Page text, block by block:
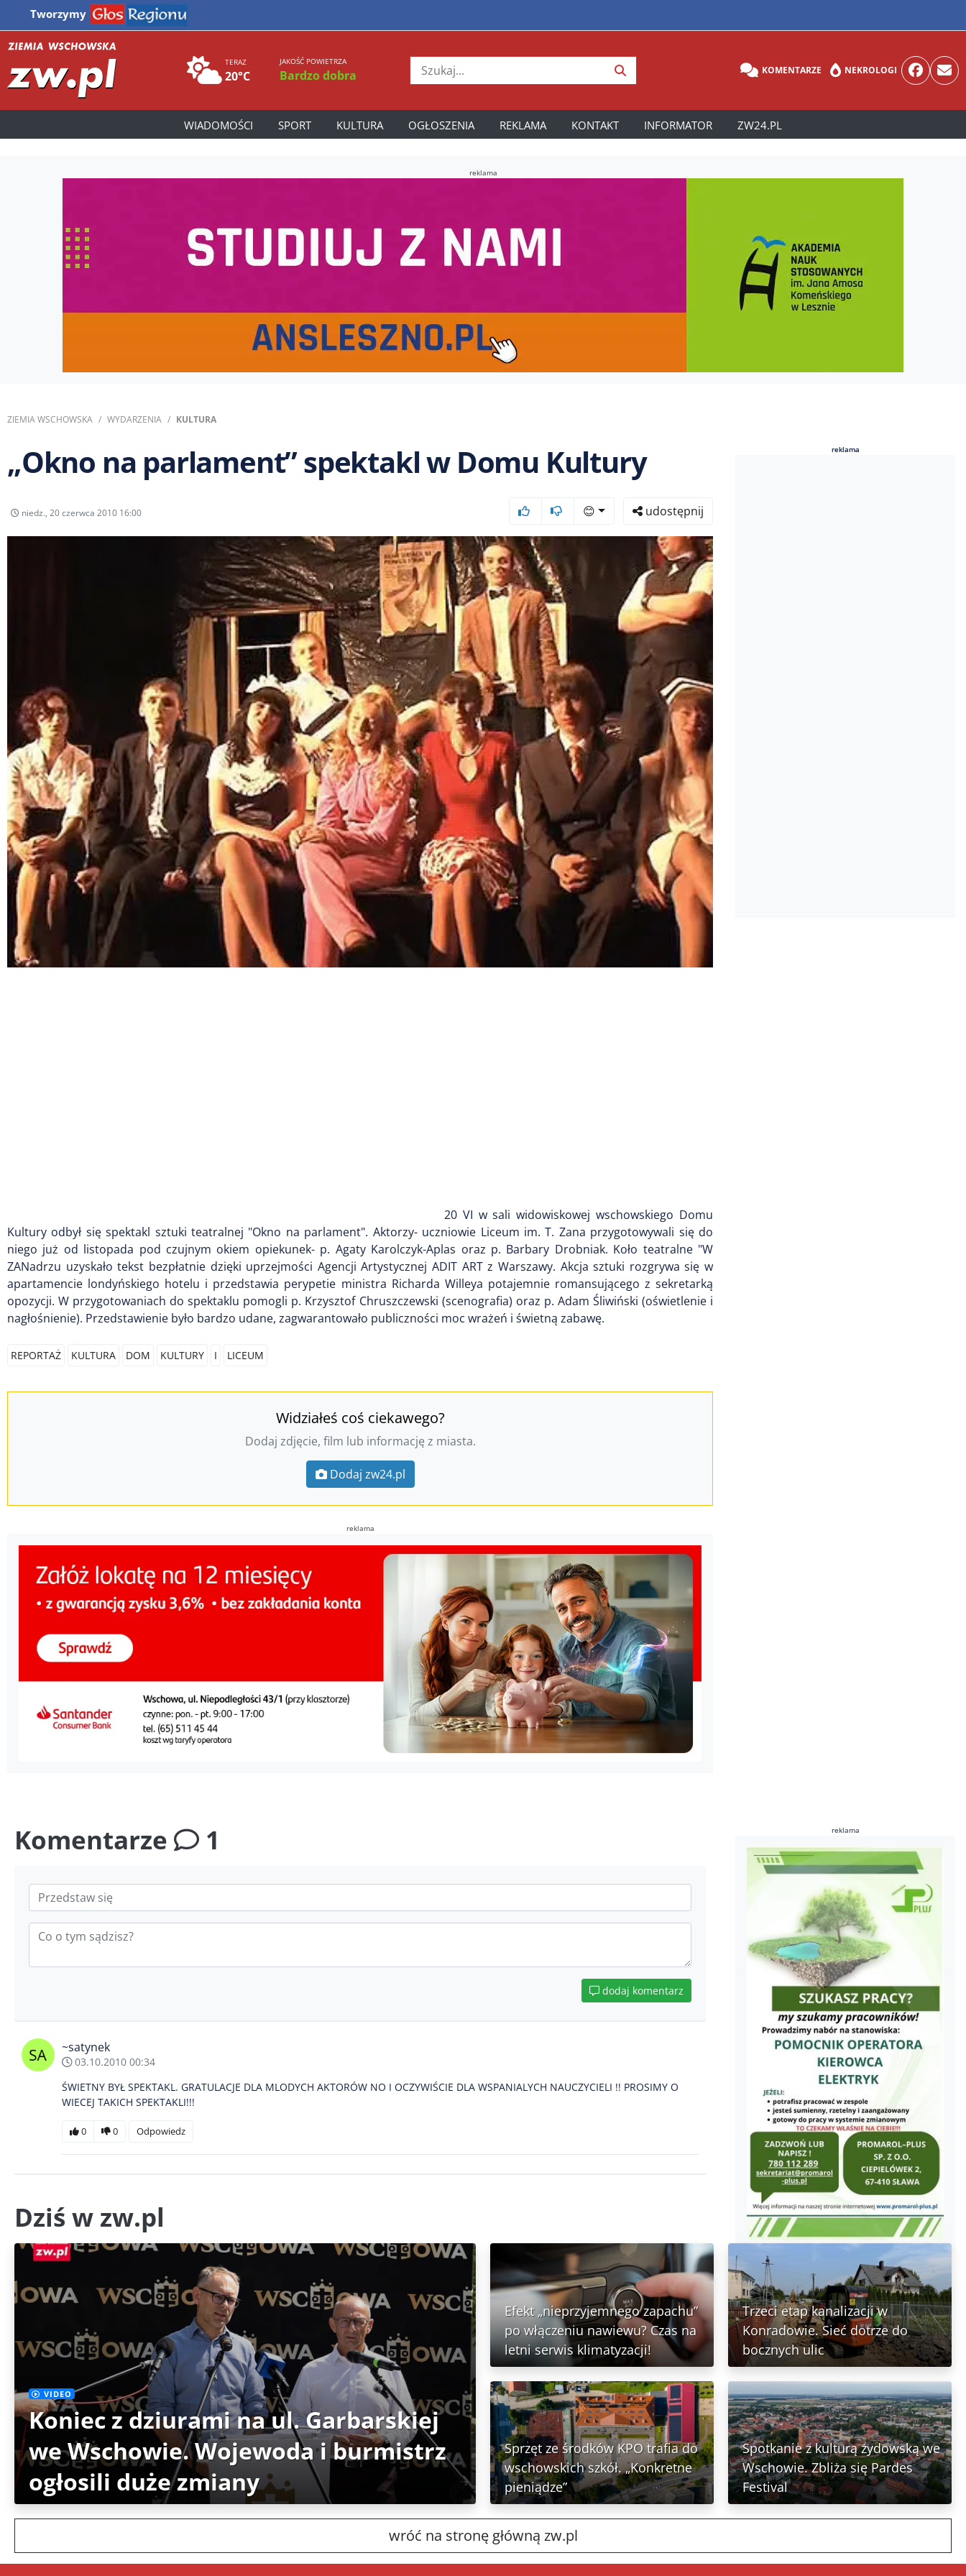
Tworzymy
TERAZ
20°C
JAKOŚĆ POWIETRZA
Bardzo dobra KOMENTARZE NEKROLOGI
WIADOMOŚCI SPORT KULTURA OGŁOSZENIA REKLAMA KONTAKT INFORMATOR ZW24.PL
reklama
ZIEMIA WSCHOWSKA WYDARZENIA KULTURA
„Okno na parlament” spektakl w Domu Kultury
niedz., 20 czerwca 2010 16:00 😊 udostępnij
20 VI w sali widowiskowej wschowskiego Domu
Kultury odbył się spektakl sztuki teatralnej "Okno na parlament". Aktorzy- uczniowie Liceum im. T. Zana przygotowywali się do
niego już od listopada pod czujnym okiem opiekunek- p. Agaty Karolczyk-Aplas oraz p. Barbary Drobniak. Koło teatralne "W
ZANadrzu uzyskało tekst bezpłatnie dzięki uprzejmości Agencji Artystycznej ADIT ART z Warszawy. Akcja sztuki rozgrywa się w
apartamencie londyńskiego hotelu i przedstawia perypetie ministra Richarda Willeya potajemnie romansującego z sekretarką
opozycji. W przygotowaniach do spektaklu pomogli p. Krzysztof Chruszczewski (scenografia) oraz p. Adam Śliwiński (oświetlenie i
nagłośnienie). Przedstawienie było bardzo udane, zagwarantowało publiczności moc wrażeń i świetną zabawę.
REPORTAŻ KULTURA DOM KULTURY I LICEUM
Widziałeś coś ciekawego?
Dodaj zdjęcie, film lub informację z miasta.
Dodaj zw24.pl
reklama
reklama
reklama
Komentarze 1
dodaj komentarz
~satynek
03.10.2010 00:34
ŚWIETNY BYŁ SPEKTAKL. GRATULACJE DLA MLODYCH AKTORÓW NO I OCZYWIŚCIE DLA WSPANIALYCH NAUCZYCIELI !! PROSIMY O
WIECEJ TAKICH SPEKTAKLI!!!
0 0 Odpowiedz
reklama
Dziś w zw.pl
VIDEO
Koniec z dziurami na ul. Garbarskiej
we Wschowie. Wojewoda i burmistrz
ogłosili duże zmiany
Efekt „nieprzyjemnego zapachu”
po włączeniu nawiewu? Czas na
letni serwis klimatyzacji!
Trzeci etap kanalizacji w
Konradowie. Sieć dotrze do
bocznych ulic
Sprzęt ze środków KPO trafia do
wschowskich szkół. „Konkretne
pieniądze”
Spotkanie z kulturą żydowską we
Wschowie. Zbliża się Pardes
Festival
wróć na stronę główną zw.pl